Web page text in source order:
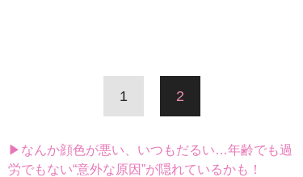
1 2
▶なんか顔色が悪い、いつもだるい…年齢でも過
労でもない“意外な原因”が隠れているかも！